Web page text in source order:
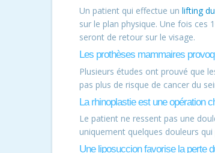
Un patient qui effectue un lifting
sur le plan physique. Une fois ces
seront de retour sur le visage.
Les prothèses mammaires
Plusieurs études ont prouvé que
pas plus de risque de cancer du
La rhinoplastie est une opération
Le patient ne ressent pas une
uniquement quelques douleurs
Une liposuccion favorise la perte